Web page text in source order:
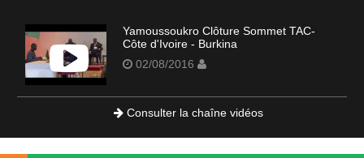
Yamoussoukro Clôture Sommet TAC-
Côte d'Ivoire - Burkina
02/08/2016
Consulter la chaîne vidéos